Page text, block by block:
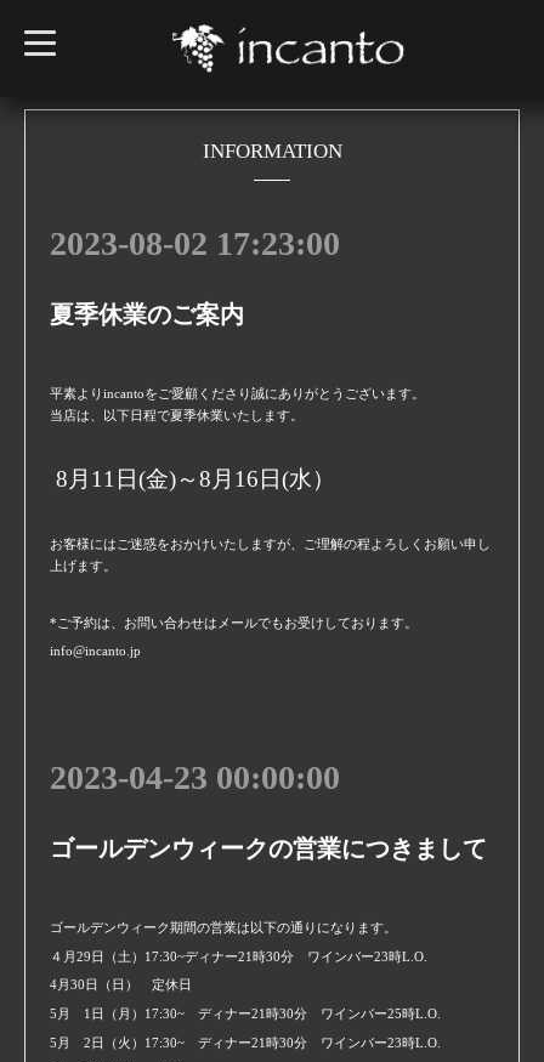
t
o
l
INFORMATION
2023-08-02 17:23:00
夏季休業のご案内
平素よりincantoをご愛顧くださり誠にありがとうございます。
当店は、以下日程で夏季休業いたします。
8月 11 日(金)～8月 16 日(水）
お客様にはご迷惑をおかけいたしますが、ご理解の程よろしくお願い申し
上げます。
*ご予約は、お問い合わせはメールでもお受けしております。
info@incanto.jp
2023-04-23 00:00:00
ゴールデンウィークの営業につきまして
ゴールデンウィーク期間の営業は以下の通りになります。
４月29日（土）17:30~ディナー21時30分 ワインバー23時L.O.
4月30日（日） 定休日
5月 1日（月）17:30~ ディナー21時30分 ワインバー25時L.O.
5月 2日（火）17:30~ ディナー21時30分 ワインバー23時L.O.